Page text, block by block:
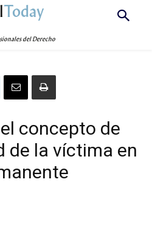
Today
del Derecho
concepto de
de la víctima en